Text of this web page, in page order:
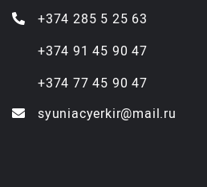
+374 285 5 25 63
+374 91 45 90 47
+374 77 45 90 47
syuniacyerkir@mail.ru